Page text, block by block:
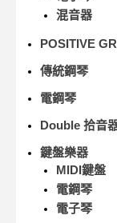
混音器
POSITIVE
傳統鋼琴
電鋼琴
Double 拾音
鍵盤樂器
MIDI鍵盤
電鋼琴
電子琴